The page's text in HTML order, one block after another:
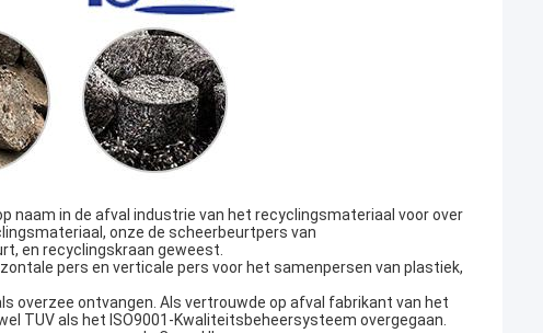
naam in de afval industrie van het recyclingsmateriaal voor over
onze de scheerbeurtpers van
en recyclingskraan geweest.
pers en verticale pers voor het samenpersen van plastiek,
overzee ontvangen. Als vertrouwde op afval fabrikant van het
TUV als het ISO9001-Kwaliteitsbeheersysteem overgegaan.